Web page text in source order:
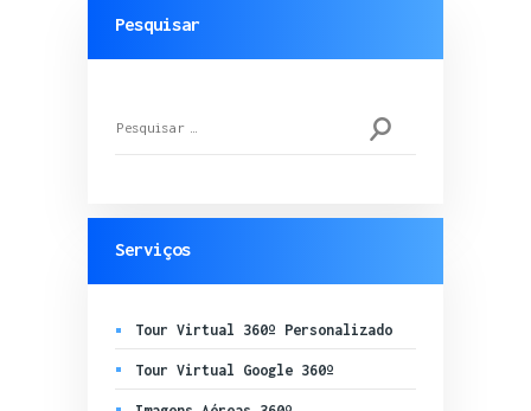
Pesquisar
por:
Serviços
Tour Virtual 360º Personalizado
Tour Virtual Google 360º